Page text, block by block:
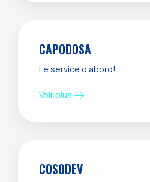
CAPODOSA
Le service d’abord!
Voir plus
COSODEV